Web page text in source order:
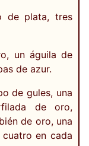
de plata, tres
un águila de
de azur.
de gules, una
de oro,
de oro, una
en cada